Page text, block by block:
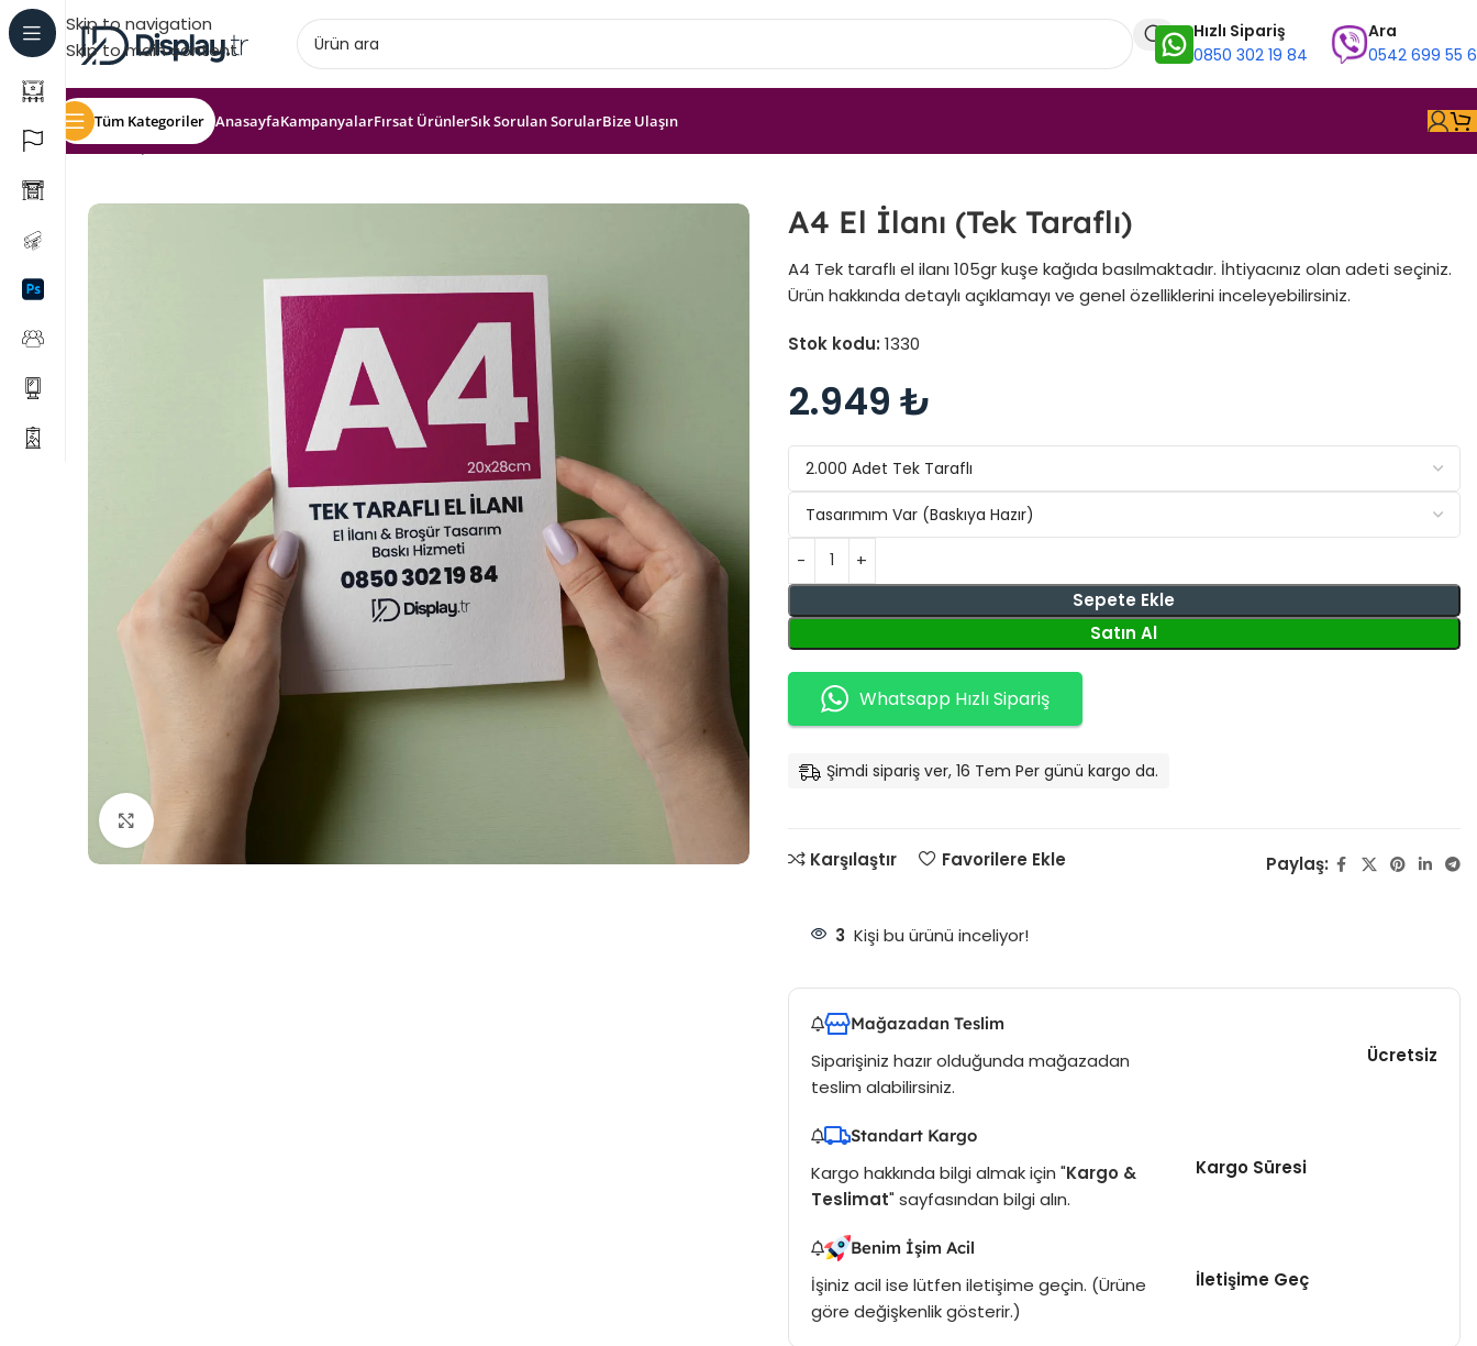
Skip to navigation
Skip to main content
Hızlı Sipariş
0850 302 19 84
Ara
0542 699 55
Tüm Kategoriler AnasayfaKampanyalarFırsat ÜrünlerSık Sorulan SorularBize Ulaşın
Ana Sayfa Matbaa
Büyütmek için tıklayın
A4 El İlanı (Tek Taraflı)
A4 Tek taraflı el ilanı 105gr kuşe kağıda basılmaktadır. İhtiyacınız olan adeti seçiniz.
Ürün hakkında detaylı açıklamayı ve genel özelliklerini inceleyebilirsiniz.
Stok kodu: 1330
2.949 ₺
Sepete Ekle
Satın Al
Whatsapp Hızlı Sipariş
Şimdi sipariş ver, 16 Tem Per günü kargo da.
Karşılaştır Favorilere Ekle Paylaş:
3 Kişi bu ürünü inceliyor!
Mağazadan Teslim
Siparişiniz hazır olduğunda mağazadan
teslim alabilirsiniz.
Ücretsiz
Standart Kargo
Kargo hakkında bilgi almak için "Kargo &
Teslimat" sayfasından bilgi alın.
Kargo Süresi
Benim İşim Acil
İşiniz acil ise lütfen iletişime geçin. (Ürüne
göre değişkenlik gösterir.)
İletişime Geç